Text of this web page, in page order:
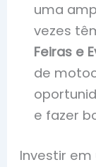
uma
vezes
Feiras e
de
e fazer
Investir